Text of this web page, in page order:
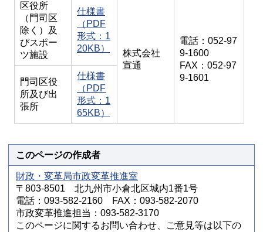
区役所
（門司区
除く）及
びスポー
ツ施設
仕様書
（PDF
形式：1
20KB）
株式会社
宣通
電話：052-97
9-1600
FAX：052-97
9-1601
門司区役
所及び出
張所
仕様書
（PDF
形式：1
65KB）
このページの作成者
財政・変革局市政変革推進室
〒803-8501 北九州市小倉北区城内1番1号
電話：093-582-2160 FAX：093-582-2070
市政変革推進担当：093-582-3170
このページに関するお問い合わせ、ご意見等は以下の